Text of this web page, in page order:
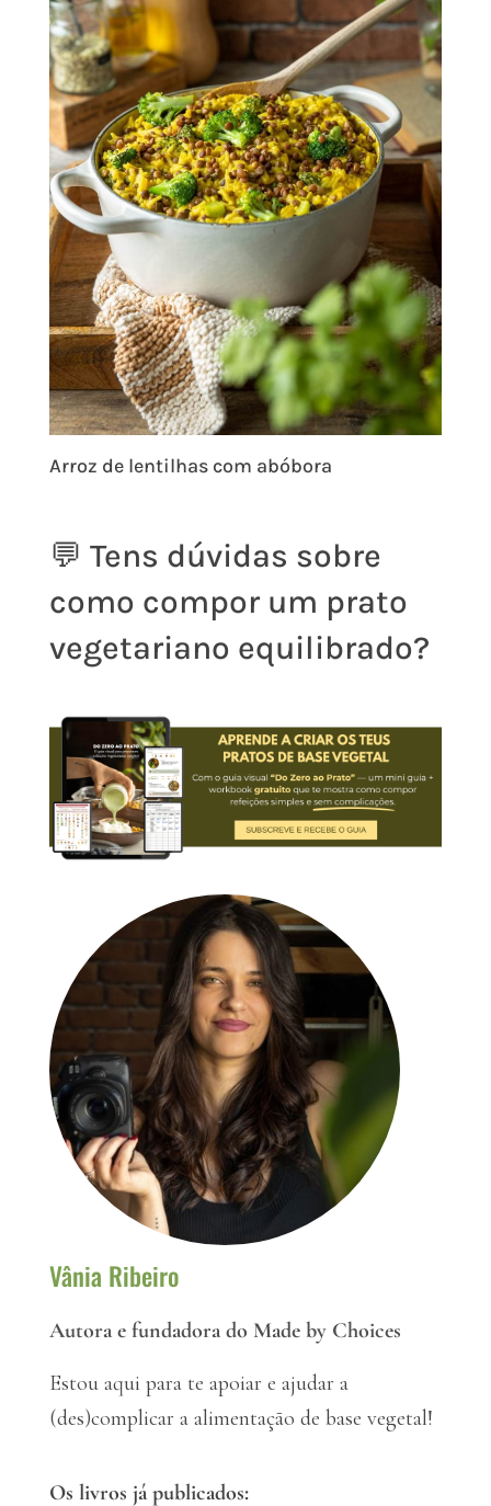
Arroz de lentilhas com abóbora
💬 Tens dúvidas sobre
como compor um prato
vegetariano equilibrado?
Vânia Ribeiro
Autora e fundadora do Made by Choices
Estou aqui para te apoiar e ajudar a
(des)complicar a alimentação de base vegetal!
Os livros já publicados: